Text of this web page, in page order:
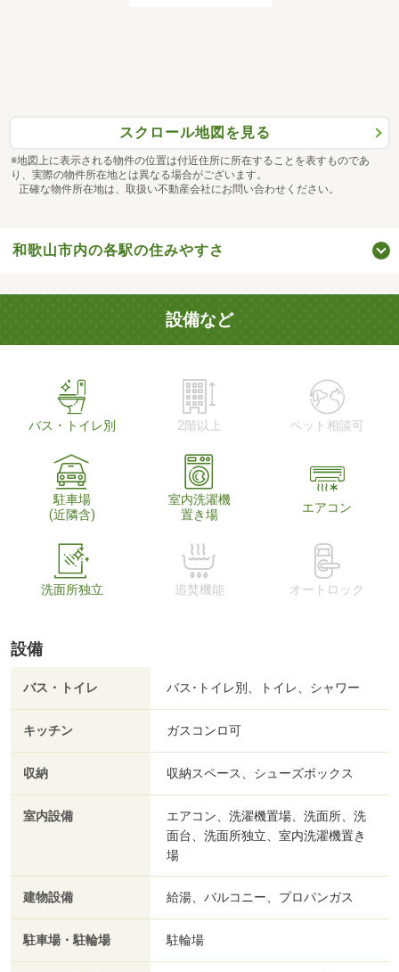
スクロール地図を見る
※地図上に表示される物件の位置は付近住所に所在することを表すものであ
り、実際の物件所在地とは異なる場合がございます。
正確な物件所在地は、取扱い不動産会社にお問い合わせください。
和歌山市内の各駅の住みやすさ
設備など
バス・トイレ別 2階以上 ペット相談可
駐車場
(近隣含)
室内洗濯機
置き場
エアコン
洗面所独立 追焚機能 オートロック
設備
バス・トイレ バス･トイレ別、トイレ、シャワー
キッチン ガスコンロ可
収納 収納スペース、シューズボックス
室内設備
エアコン、洗濯機置場、洗面所、洗
面台、洗面所独立、室内洗濯機置き
場
建物設備 給湯、バルコニー、プロパンガス
駐車場・駐輪場 駐輪場